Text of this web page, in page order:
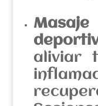
aliviar